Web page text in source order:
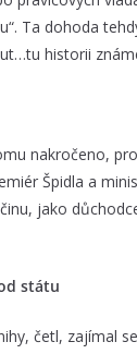
Ta dohoda
historii
nakročeno,
Špidla a
jako
státu
četl, zajímal